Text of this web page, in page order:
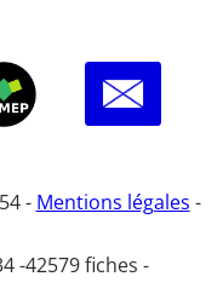
- Mentions légales -
-42579 fiches -